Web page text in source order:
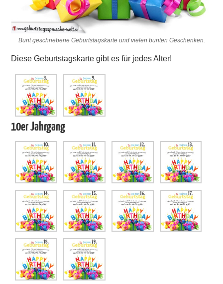
Bunt geschriebene Geburtstagskarte und vielen bunten Geschenken.
Diese Geburtstagskarte gibt es für jedes Alter!
10er Jahrgang